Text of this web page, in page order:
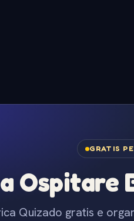
GRATIS
Ospitare
Quizado gratis e